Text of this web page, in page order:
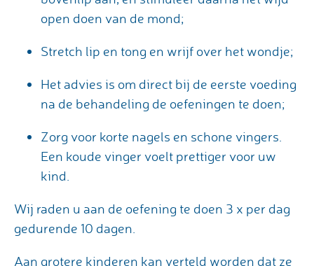
open doen van de mond;
Stretch lip en tong en wrijf over het wondje;
Het advies is om direct bij de eerste voeding
na de behandeling de oefeningen te doen;
Zorg voor korte nagels en schone vingers.
Een koude vinger voelt prettiger voor uw
kind.
Wij raden u aan de oefening te doen 3 x per dag
gedurende 10 dagen.
Aan grotere kinderen kan verteld worden dat ze